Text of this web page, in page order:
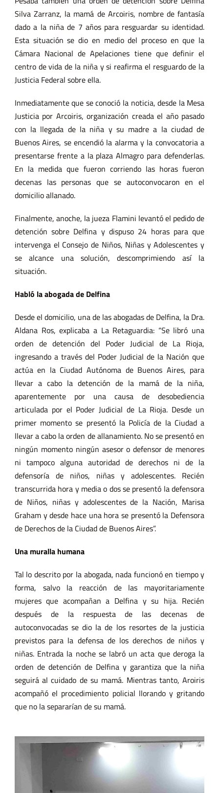
Silva Zarranz, la mamá de Arcoiris, nombre de fantasía
dado a la niña de 7 años para resguardar su identidad.
Esta situación se dio en medio del proceso en que la
Cámara Nacional de Apelaciones tiene que definir el
centro de vida de la niña y si reafirma el resguardo de la
Justicia Federal sobre ella.
Inmediatamente que se conoció la noticia, desde la Mesa
Justicia por Arcoiris, organización creada el año pasado
con la llegada de la niña y su madre a la ciudad de
Buenos Aires, se encendió la alarma y la convocatoria a
presentarse frente a la plaza Almagro para defenderlas.
En la medida que fueron corriendo las horas fueron
decenas las personas que se autoconvocaron en el
domicilio allanado.
Finalmente, anoche, la jueza Flamini levantó el pedido de
detención sobre Delfina y dispuso 24 horas para que
intervenga el Consejo de Niños, Niñas y Adolescentes y
se alcance una solución, descomprimiendo así la
situación.
Habló la abogada de Delfina
Desde el domicilio, una de las abogadas de Delfina, la Dra.
Aldana Ros, explicaba a La Retaguardia: “Se libró una
orden de detención del Poder Judicial de La Rioja,
ingresando a través del Poder Judicial de la Nación que
actúa en la Ciudad Autónoma de Buenos Aires, para
llevar a cabo la detención de la mamá de la niña,
aparentemente por una causa de desobediencia
articulada por el Poder Judicial de La Rioja. Desde un
primer momento se presentó la Policía de la Ciudad a
llevar a cabo la orden de allanamiento. No se presentó en
ningún momento ningún asesor o defensor de menores
ni tampoco alguna autoridad de derechos ni de la
defensoría de niños, niñas y adolescentes. Recién
transcurrida hora y media o dos se presentó la defensora
de Niños, niñas y adolescentes de la Nación, Marisa
Graham y desde hace una hora se presentó la Defensora
de Derechos de la Ciudad de Buenos Aires”.
Una muralla humana
Tal lo descrito por la abogada, nada funcionó en tiempo y
forma, salvo la reacción de las mayoritariamente
mujeres que acompañan a Delfina y su hija. Recién
después de la respuesta de las decenas de
autoconvocadas se dio la de los resortes de la justicia
previstos para la defensa de los derechos de niños y
niñas. Entrada la noche se labró un acta que deroga la
orden de detención de Delfina y garantiza que la niña
seguirá al cuidado de su mamá. Mientras tanto, Aroiris
acompañó el procedimiento policial llorando y gritando
que no la separarían de su mamá.